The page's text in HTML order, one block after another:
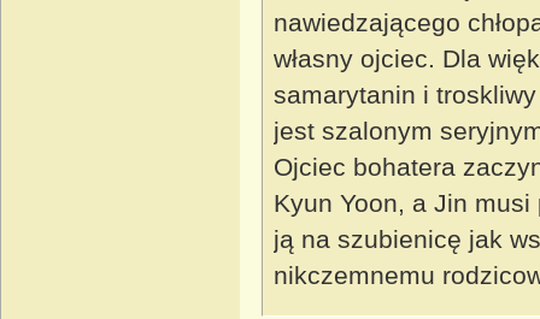
nawiedzającego
własny ojciec. Dla
samarytanin i
jest szalonym
Ojciec bohatera
Kyun Yoon, a Jin
ją na szubienicę jak
nikczemnemu